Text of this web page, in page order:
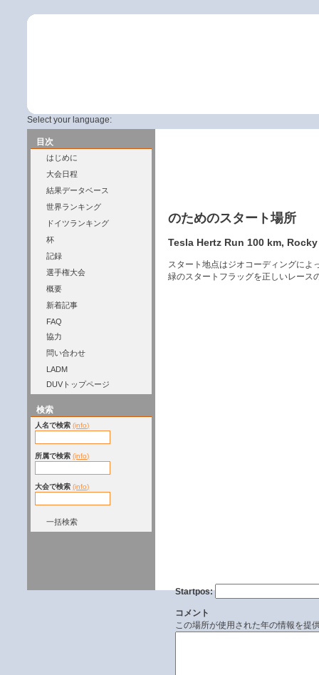
Select your language:
目次
はじめに
大会日程
結果データベース
世界ランキング
ドイツランキング
杯
記録
選手権大会
概要
新着記事
FAQ
協力
問い合わせ
LADM
DUVトップページ
検索
人名で検索 (info)
所属で検索 (info)
大会で検索 (info)
一括検索
のためのスタート場所
Tesla Hertz Run 100 km,
スタート地点はジオコーディングに
緑のスタートフラッグを正しいレース
Startpos:
コメント
この場所が使用された年の情報を提